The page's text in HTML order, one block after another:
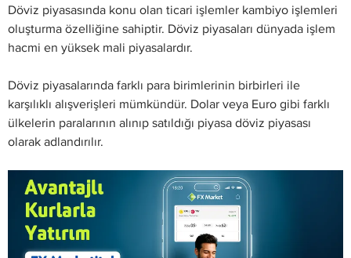
Döviz piyasasında konu olan ticari işlemler kambiyo işlemleri
oluşturma özelliğine sahiptir. Döviz piyasaları dünyada işlem
hacmi en yüksek mali piyasalardır.
Döviz piyasalarında farklı para birimlerinin birbirleri ile
karşılıklı alışverişleri mümkündür. Dolar veya Euro gibi farklı
ülkelerin paralarının alınıp satıldığı piyasa döviz piyasası
olarak adlandırılır.